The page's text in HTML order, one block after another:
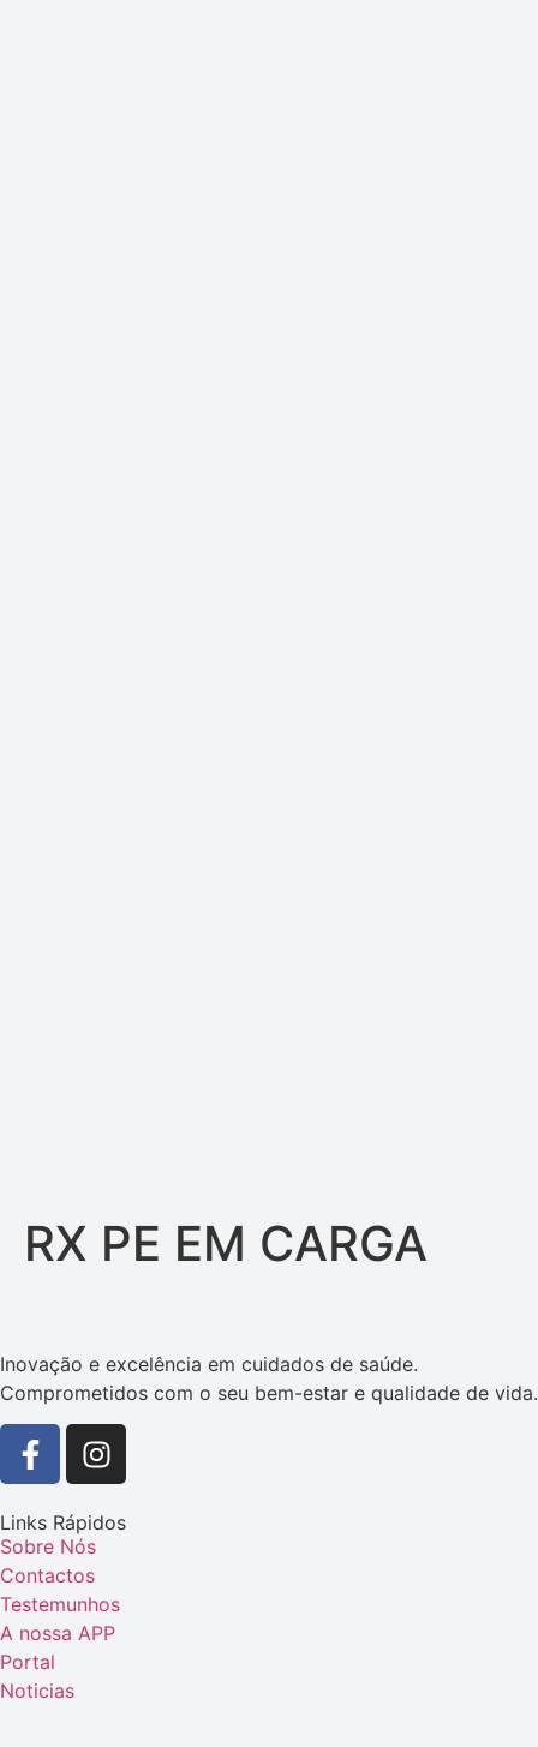
RX PE EM CARGA
Inovação e excelência em cuidados de saúde.
Comprometidos com o seu bem-estar e qualidade de vida.
Links Rápidos
Sobre Nós
Contactos
Testemunhos
A nossa APP
Portal
Noticias